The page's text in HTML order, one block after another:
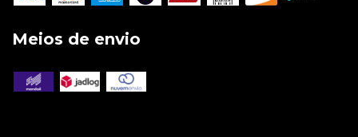
Meios de envio